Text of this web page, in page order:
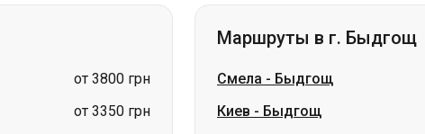
от 3800 грн
от 3350 грн
Маршруты в г. Быдгощ
Смела - Быдгощ
Киев - Быдгощ